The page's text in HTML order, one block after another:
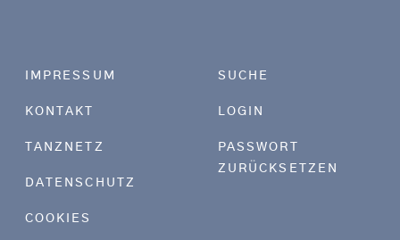
Footer menu
IMPRESSUM
KONTAKT
TANZNETZ
DATENSCHUTZ
COOKIES
SUCHE
LOGIN
PASSWORT
ZURÜCKSETZEN